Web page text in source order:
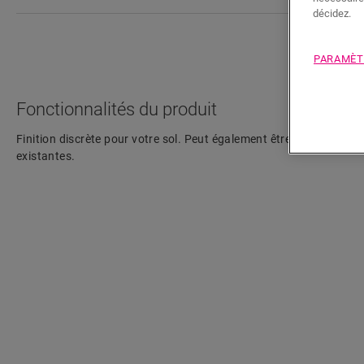
Fonctionnalités du produit
Finition discrète pour votre sol. Peut également être utilisée
existantes.
décidez.